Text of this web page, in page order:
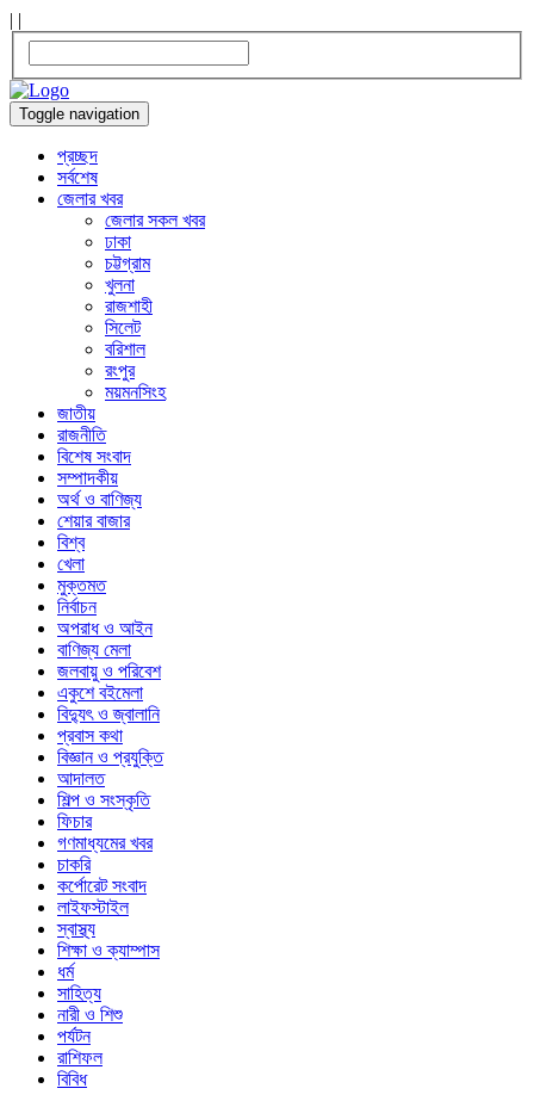
| |
Toggle navigation
প্রচ্ছদ
সর্বশেষ
জেলার খবর
জেলার সকল খবর
ঢাকা
চট্টগ্রাম
খুলনা
রাজশাহী
সিলেট
বরিশাল
রংপুর
ময়মনসিংহ
জাতীয়
রাজনীতি
বিশেষ সংবাদ
সম্পাদকীয়
অর্থ ও বাণিজ্য
শেয়ার বাজার
বিশ্ব
খেলা
মুক্তমত
নির্বাচন
অপরাধ ও আইন
বাণিজ্য মেলা
জলবায়ু ও পরিবেশ
একুশে বইমেলা
বিদ্যুৎ ও জ্বালানি
প্রবাস কথা
বিজ্ঞান ও প্রযুক্তি
আদালত
শিল্প ও সংস্কৃতি
ফিচার
গণমাধ্যমের খবর
চাকরি
কর্পোরেট সংবাদ
লাইফস্টাইল
স্বাস্থ্য
শিক্ষা ও ক্যাম্পাস
ধর্ম
সাহিত্য
নারী ও শিশু
পর্যটন
রাশিফল
বিবিধ